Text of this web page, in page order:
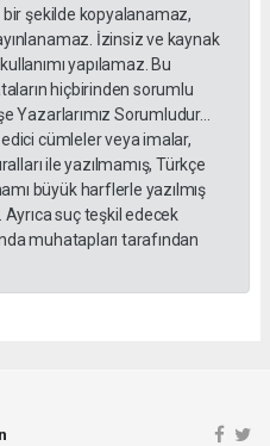
bir şekilde kopyalanamaz,
İzinsiz ve kaynak
yapılamaz. Bu
hiçbirinden sorumlu
Yazarlarımız Sorumludur...
cümleler veya imalar,
ile yazılmamış, Türkçe
büyük harflerle yazılmış
suç teşkil edecek
muhatapları tarafından